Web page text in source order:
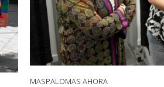
MASPALOMAS AHORA